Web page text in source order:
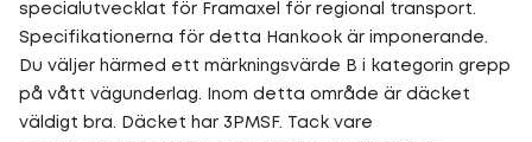
specialutvecklat för Framaxel för regional transport.
Specifikationerna för detta Hankook är imponerande.
Du väljer härmed ett märkningsvärde B i kategorin grepp
på vått vägunderlag. Inom detta område är däcket
väldigt bra. Däcket har 3PMSF. Tack vare